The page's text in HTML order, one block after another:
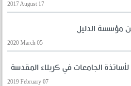
2017 August 17
مؤسسة الدليل
2020 March 05
لأساتذة الجامعات في كربلاء المقدسة
2019 February 07